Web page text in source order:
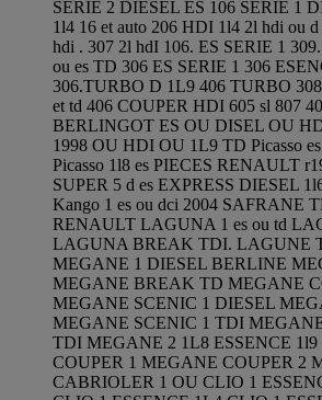
SÉRIE 2 DIESEL ES 106 SÉRIE 1
1l4 16 et auto 206 HDI 1l4 2l hdi ou
hdi . 307 2l hdI 106. ES SERIE 1
ou es TD 306 ES SERIE 1 306
306.TURBO D 1L9 406 TURBO
et td 406 COUPER HDI 605 sl 807
BERLINGOT ES OU DISEL OU
1998 OU HDI OU 1L9 TD Picasso
Picasso 1l8 es PIECES RENAULT
SUPER 5 d es EXPRESS DIESEL
Kango 1 es ou dci 2004 SAFRANE
RENAULT LAGUNA 1 es ou td
LAGUNA BREAK TDI. LAGUNE
MEGANE 1 DIESEL BERLINE
MEGANE BREAK TD MEGANE
MEGANE SCENIC 1 DIESEL
MEGANE SCENIC 1 TDI
TDI MEGANE 2 1L8 ESSENCE
COUPER 1 MEGANE COUPER 2
CABRIOLER 1 OU CLIO 1